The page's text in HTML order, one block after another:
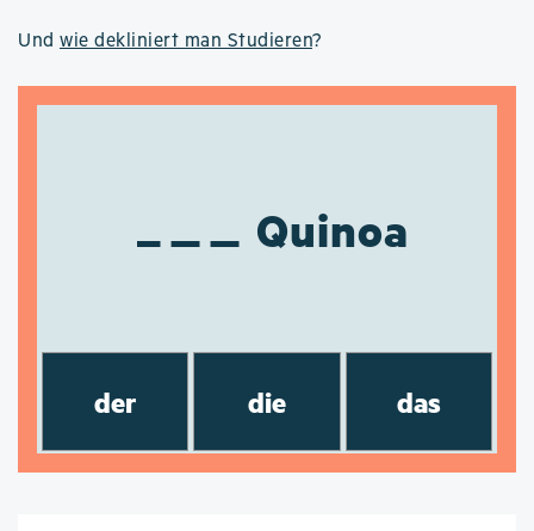
Und wie dekliniert man Studieren?
Quinoa
der die das